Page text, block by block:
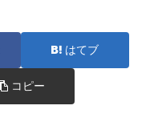
はてブ
コピー